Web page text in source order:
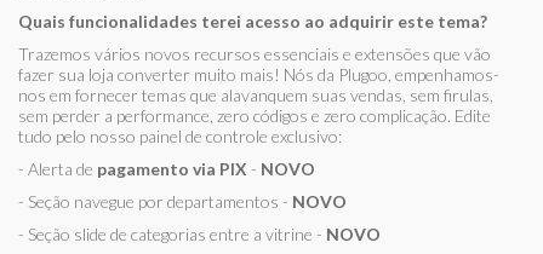
Quais funcionalidades terei acesso ao adquirir este tema?
Trazemos vários novos recursos essenciais e extensões que vão
fazer sua loja converter muito mais! Nós da Plugoo, empenhamos-
nos em fornecer temas que alavanquem suas vendas, sem firulas,
sem perder a performance, zero códigos e zero complicação. Edite
tudo pelo nosso painel de controle exclusivo:
- Alerta de pagamento via PIX - NOVO
- Seção navegue por departamentos - NOVO
- Seção slide de categorias entre a vitrine - NOVO